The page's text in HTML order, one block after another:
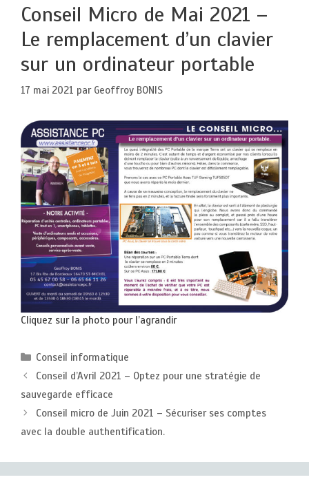
Conseil Micro de Mai 2021 –
Le remplacement d’un clavier
sur un ordinateur portable
17 mai 2021 par Geoffroy BONIS
Cliquez sur la photo pour l’agrandir
Catégories
Conseil informatique
Conseil d’Avril 2021 – Optez pour une stratégie de
sauvegarde efficace
Conseil micro de Juin 2021 – Sécuriser ses comptes
avec la double authentification.